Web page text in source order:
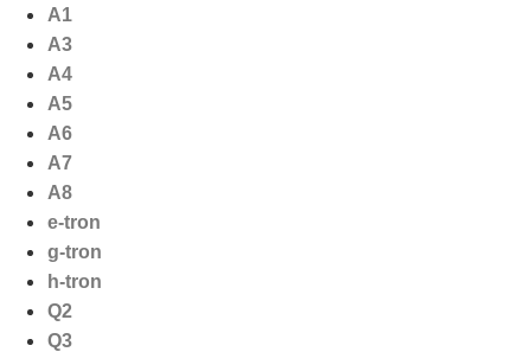
naar
inhoud
A1
A3
A4
A5
A6
A7
A8
e-tron
g-tron
h-tron
Q2
Q3